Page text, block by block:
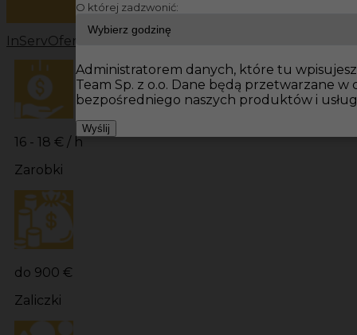
InServOferty pracy Prace budowlane Niemcy
16 - 18 € / h
Zarobki
do 900 €
Zaliczki
O której zadzwonić:
Administratorem danych, które tu
Team Sp. z o.o. Dane będą przetwarzane
bezpośredniego naszych produktów i
Wyślij